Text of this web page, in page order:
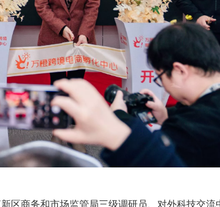
区商务和市场监管局三级调研员、对外科技交流